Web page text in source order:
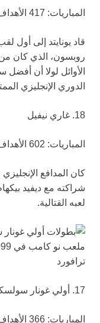
المباريات: 417 الأهداف: 52
روبسون، الذي كان
الأوائل لولا أن
الدوري الإنجليزي
18. غاري نيفيل
المباريات: 602 الأهداف: 7
كان المدافع
شراكته مع ديفيد
لعبه القتالية.
17. أولي غونار سولسكاير
المباريات: 366 الأهداف: 126